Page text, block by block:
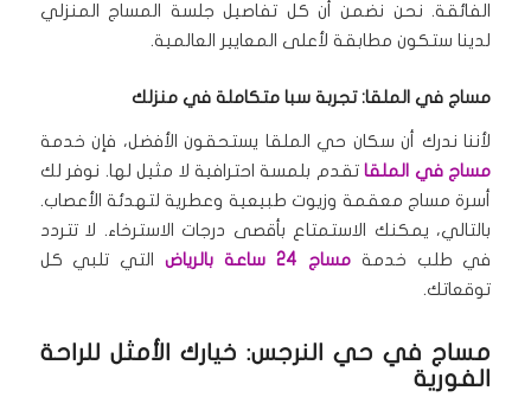
الفائقة. نحن نضمن أن كل تفاصيل جلسة المساج المنزلي
لدينا ستكون مطابقة لأعلى المعايير العالمية.
مساج في الملقا: تجربة سبا متكاملة في منزلك
لأننا ندرك أن سكان حي الملقا يستحقون الأفضل، فإن خدمة
مساج في الملقاتقدم بلمسة احترافية لا مثيل لها. نوفر لك
أسرة مساج معقمة وزيوت طبيعية وعطرية لتهدئة الأعصاب.
بالتالي، يمكنك الاستمتاع بأقصى درجات الاسترخاء. لا تتردد
في طلب خدمةمساج 24 ساعة بالرياض
التي تلبي كل
توقعاتك.
مساج في حي النرجس: خيارك الأمثل للراحة
الفورية